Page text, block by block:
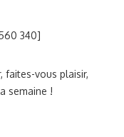
340]
faites-vous plaisir,
semaine !